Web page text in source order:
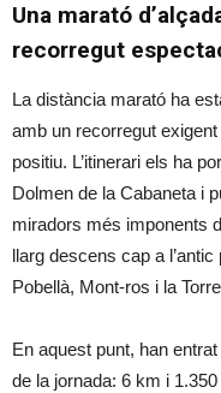
Una marató
recorregut
La distància marató ha
amb un recorregut
positiu. L’itinerari els ha
Dolmen de la Cabaneta i
miradors més imponents
llarg descens cap a
Pobellà, Mont-ros i la
En aquest punt, han
de la jornada: 6 km i